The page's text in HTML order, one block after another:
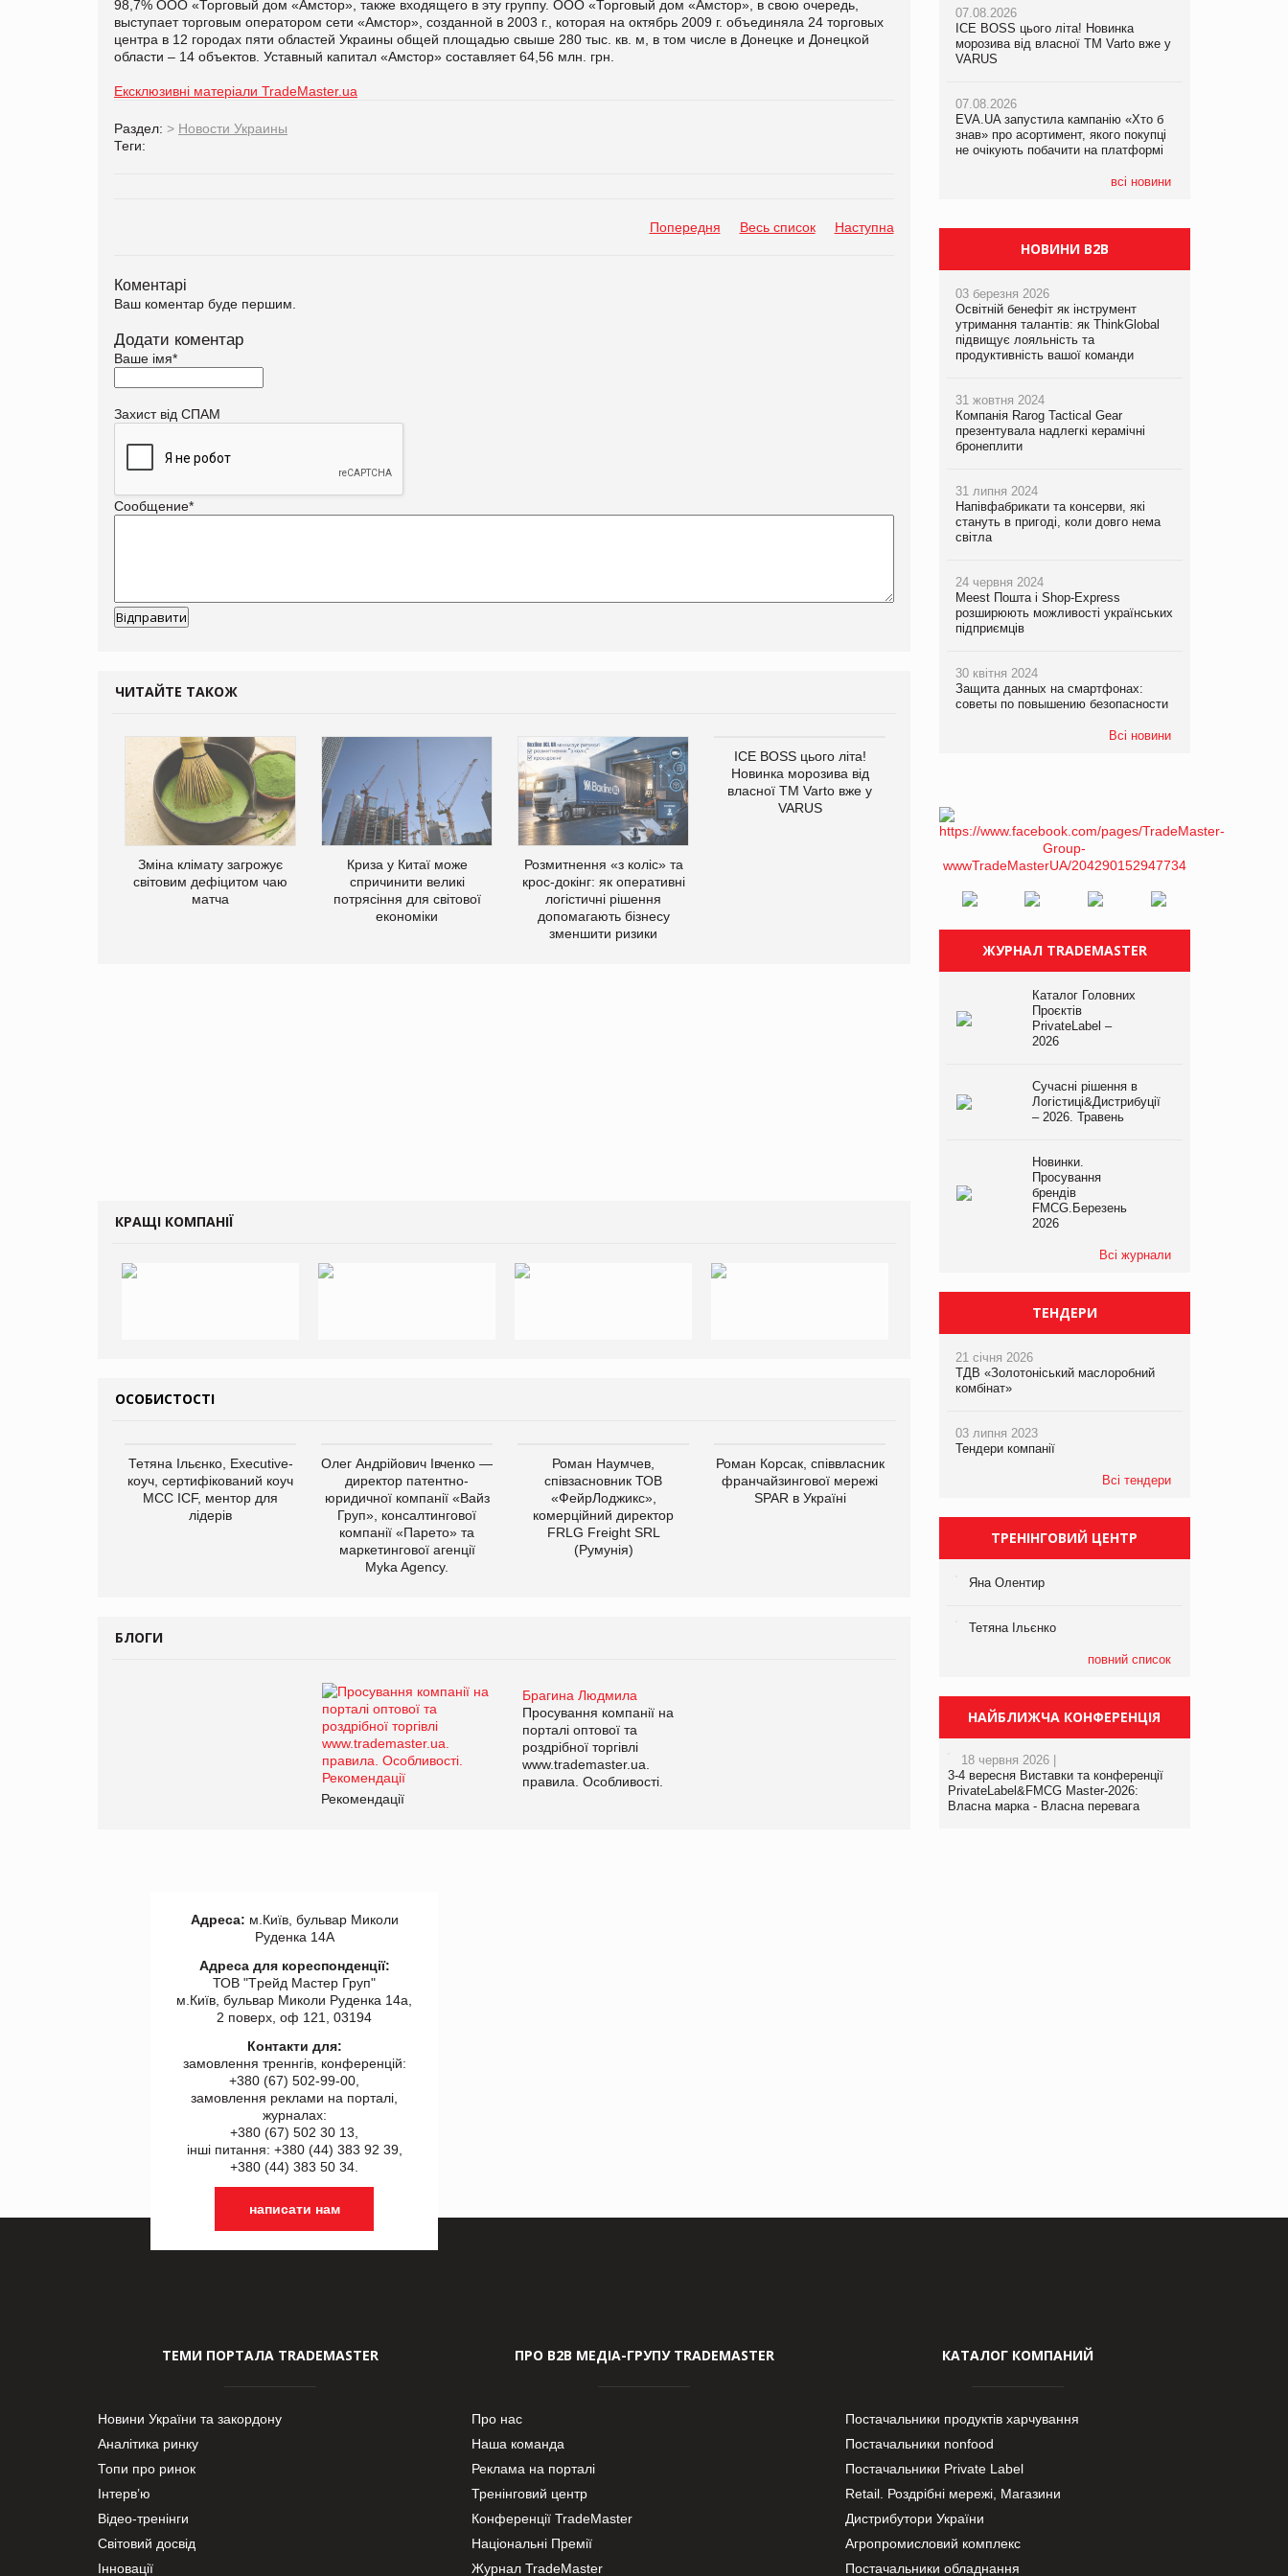
98,7% ООО «Торговый дом «Амстор», также входящего в эту группу. ООО «Торговый дом «Амстор», в свою очередь,
выступает торговым оператором сети «Амстор», созданной в 2003 г., которая на октябрь 2009 г. объединяла 24 торговых
центра в 12 городах пяти областей Украины общей площадью свыше 280 тыс. кв. м, в том числе в Донецке и Донецкой
области – 14 объектов. Уставный капитал «Амстор» составляет 64,56 млн. грн.
Ексклюзивні матеріали TradeMaster.ua
Раздел: > Новости Украины
Теги:
Попередня Весь список Наступна
Коментарі
Ваш коментар буде першим.
Додати коментар
Ваше імя*
Захист від СПАМ
Сообщение*
ЧИТАЙТЕ ТАКОЖ
Зміна клімату загрожує
світовим дефіцитом чаю
матча
Криза у Китаї може
спричинити великі
потрясіння для світової
економіки
Розмитнення «з коліс» та
крос-докінг: як оперативні
логістичні рішення
допомагають бізнесу
зменшити ризики
ICE BOSS цього літа!
Новинка морозива від
власної ТМ Varto вже у
VARUS
не очікують побачити на
платформі
КРАЩІ КОМПАНІЇ
ОСОБИСТОСТІ
Тетяна Ільєнко, Executive-
коуч, сертифікований коуч
МСС ICF, ментор для
лідерів
Олег Андрійович Івченко —
директор патентно-
юридичної компанії «Вайз
Груп», консалтингової
компанії «Парето» та
маркетингової агенції
Myka Agency.
Роман Наумчев,
співзасновник ТОВ
«ФейрЛоджикс»,
комерційний директор
FRLG Freight SRL
(Румунія)
Роман Корсак, співвласник
франчайзингової мережі
SPAR в Україні
виробництва
компанії «УкраМарин»
БЛОГИ
Брагина Людмила
Просування компанії на
порталі оптової та
роздрібної торгівлі
www.trademaster.ua.
правила. Особливості.
Рекомендації
07.08.2026
ICE BOSS цього літа! Новинка
морозива від власної ТМ Varto вже у
VARUS
07.08.2026
EVA.UA запустила кампанію «Хто б
знав» про асортимент, якого покупці
не очікують побачити на платформі
всі новини
06.08.2026
Смачна новинка для хвостатих: у
VARUS з’явилися паучі Varto Paw
05.08.2026
Мережа супермаркетів VARUS купує
мережу магазинів формату
компанія налічуватиме 374 магазини
07.08.2026
Франція заборонила рекламні дзвінки
НОВИНИ B2B
03 березня 2026
Освітній бенефіт як інструмент
утримання талантів: як ThinkGlobal
підвищує лояльність та
продуктивність вашої команди
31 жовтня 2024
Компанія Rarog Tactical Gear
презентувала надлегкі керамічні
бронеплити
31 липня 2024
Напівфабрикати та консерви, які
стануть в пригоді, коли довго нема
світла
24 червня 2024
Meest Пошта і Shop-Express
розширюють можливості українських
підприємців
30 квітня 2024
Защита данных на смартфонах:
советы по повышению безопасности
Всі новини
ЖУРНАЛ TRADEMASTER
Каталог Головних
Проєктів
PrivateLabel –
2026
Сучасні рішення в
Логістиці&Дистрибуції
– 2026. Травень
Новинки.
Просування
брендів
FMCG.Березень
2026
Всі журнали
ТЕНДЕРИ
21 січня 2026
ТДВ «Золотоніський маслоробний
комбінат»
03 липня 2023
Тендери компанії
Всі тендери
ТРЕНІНГОВИЙ ЦЕНТР
Яна Олентир
Тетяна Ільєнко
повний список
НАЙБЛИЖЧА КОНФЕРЕНЦІЯ
18 червня 2026 |
3-4 вересня Виставки та конференції
PrivateLabel&FMCG Master-2026:
Власна марка - Власна перевага
Адреса: м.Київ, бульвар Миколи
Руденка 14А
Адреса для кореспонденції:
ТОВ "Tрейд Мастер Груп"
м.Київ, бульвар Миколи Руденка 14а,
2 поверх, оф 121, 03194
Контакти для:
замовлення треннгів, конференцій:
+380 (67) 502-99-00,
замовлення реклами на порталі,
журналах:
+380 (67) 502 30 13,
інші питання: +380 (44) 383 92 39,
+380 (44) 383 50 34.
написати нам
ТЕМИ ПОРТАЛА TRADEMASTER
Новини України та закордону
Аналітика ринку
Топи про ринок
Інтерв’ю
Відео-тренінги
Світовий досвід
Інновації
ПРО В2В МЕДІА-ГРУПУ TRADEMASTER
Про нас
Наша команда
Реклама на порталі
Тренінговий центр
Конференції TradeMaster
Національні Премії
Журнал TradeMaster
КАТАЛОГ КОМПАНИЙ
Постачальники продуктів харчування
Постачальники nonfood
Постачальники Private Label
Retail. Роздрібні мережі, Магазини
Дистрибутори України
Агропромисловий комплекс
Постачальники обладнання